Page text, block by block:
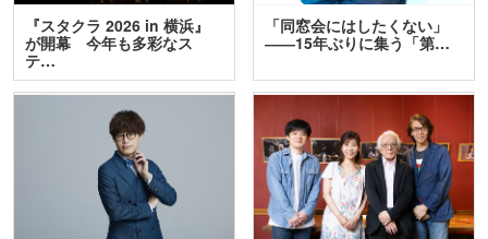
『スタクラ 2026 in 横浜』
が開幕 今年も多彩なス
テ…
「同窓会にはしたくない」
――15年ぶりに集う「第…